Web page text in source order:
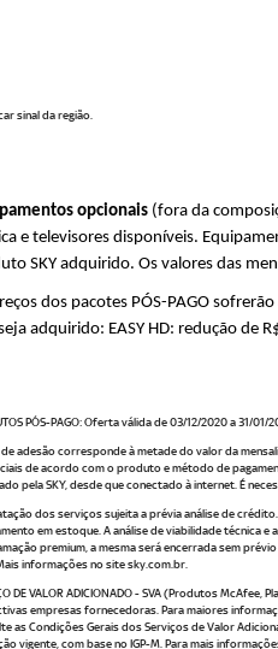
sinal da região.
opcionais (fora da
e televisores disponíveis.
SKY adquirido. Os valores das
dos pacotes PÓS-PAGO
adquirido: EASY HD: redução de
PÓS-PAGO: Oferta válida de 03/12/2020 a 31/01/
adesão corresponde à metade do valor da
de acordo com o produto e método de
pela SKY, desde que conectado à internet. É
dos serviços sujeita a prévia análise de
em estoque. A análise de viabilidade técnica
premium, a mesma será encerrada sem
informações no site sky.com.br.
DE VALOR ADICIONADO - SVA (Produtos
empresas fornecedoras. Para maiores
as Condições Gerais dos Serviços de Valor
vigente, com base no IGP-M. Para mais